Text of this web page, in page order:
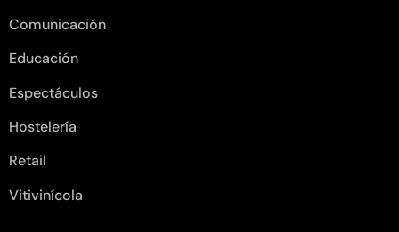
Comunicación
Educación
Espectáculos
Hostelería
Retail
Vitivinícola